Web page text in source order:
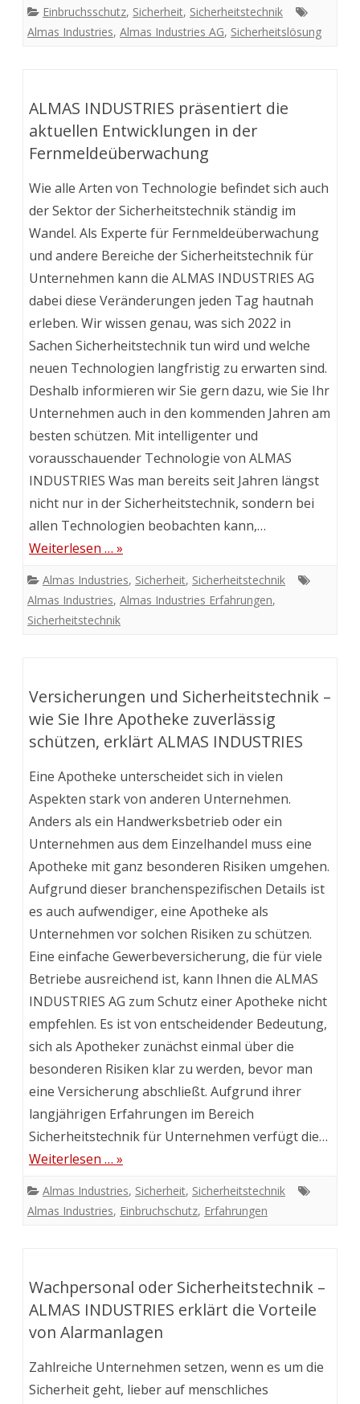
Einbruchsschutz, Sicherheit, Sicherheitstechnik
Almas Industries, Almas Industries AG, Sicherheitslösung
ALMAS INDUSTRIES präsentiert die
aktuellen Entwicklungen in der
Fernmeldeüberwachung
Wie alle Arten von Technologie befindet sich auch
der Sektor der Sicherheitstechnik ständig im
Wandel. Als Experte für Fernmeldeüberwachung
und andere Bereiche der Sicherheitstechnik für
Unternehmen kann die ALMAS INDUSTRIES AG
dabei diese Veränderungen jeden Tag hautnah
erleben. Wir wissen genau, was sich 2022 in
Sachen Sicherheitstechnik tun wird und welche
neuen Technologien langfristig zu erwarten sind.
Deshalb informieren wir Sie gern dazu, wie Sie Ihr
Unternehmen auch in den kommenden Jahren am
besten schützen. Mit intelligenter und
vorausschauender Technologie von ALMAS
INDUSTRIES Was man bereits seit Jahren längst
nicht nur in der Sicherheitstechnik, sondern bei
allen Technologien beobachten kann,…
Weiterlesen … »
Almas Industries, Sicherheit, Sicherheitstechnik
Almas Industries, Almas Industries Erfahrungen,
Sicherheitstechnik
Versicherungen und Sicherheitstechnik –
wie Sie Ihre Apotheke zuverlässig
schützen, erklärt ALMAS INDUSTRIES
Eine Apotheke unterscheidet sich in vielen
Aspekten stark von anderen Unternehmen.
Anders als ein Handwerksbetrieb oder ein
Unternehmen aus dem Einzelhandel muss eine
Apotheke mit ganz besonderen Risiken umgehen.
Aufgrund dieser branchenspezifischen Details ist
es auch aufwendiger, eine Apotheke als
Unternehmen vor solchen Risiken zu schützen.
Eine einfache Gewerbeversicherung, die für viele
Betriebe ausreichend ist, kann Ihnen die ALMAS
INDUSTRIES AG zum Schutz einer Apotheke nicht
empfehlen. Es ist von entscheidender Bedeutung,
sich als Apotheker zunächst einmal über die
besonderen Risiken klar zu werden, bevor man
eine Versicherung abschließt. Aufgrund ihrer
langjährigen Erfahrungen im Bereich
Sicherheitstechnik für Unternehmen verfügt die…
Weiterlesen … »
Almas Industries, Sicherheit, Sicherheitstechnik
Almas Industries, Einbruchschutz, Erfahrungen
Wachpersonal oder Sicherheitstechnik –
ALMAS INDUSTRIES erklärt die Vorteile
von Alarmanlagen
Zahlreiche Unternehmen setzen, wenn es um die
Sicherheit geht, lieber auf menschliches